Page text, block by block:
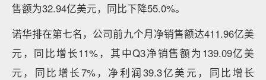
售额为32.94亿美元，同比下降55.0%。
诺华排在第七名，公司前九个月净销售额达411.96亿美
元，同比增长11%，其中Q3净销售额为139.09亿美
元，同比增长7%，净利润39.3亿美元，同比增长